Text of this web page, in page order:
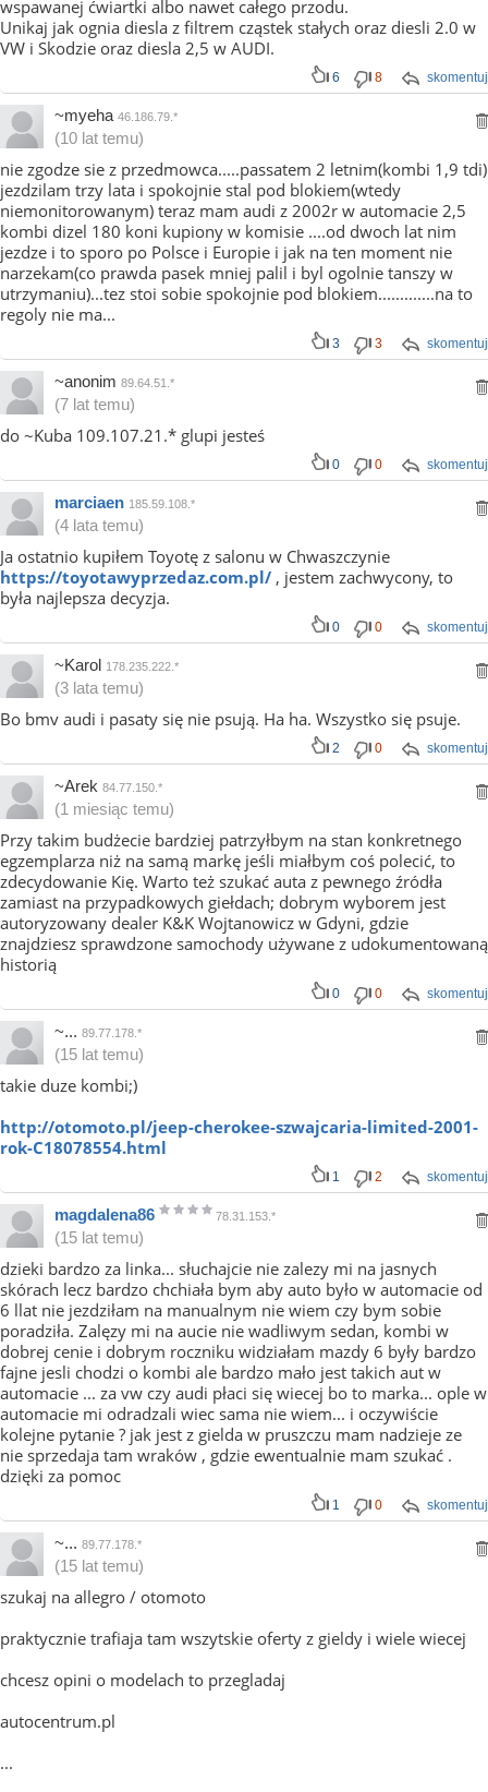
wspawanej ćwiartki albo nawet całego przodu.
Unikaj jak ognia diesla z filtrem cząstek stałych oraz diesli 2.0 w
VW i Skodzie oraz diesla 2,5 w AUDI.
skomentuj
6 8
~myeha 46.186.79.*
(10 lat temu)
nie zgodze sie z przedmowca.....passatem 2 letnim(kombi 1,9 tdi)
jezdzilam trzy lata i spokojnie stal pod blokiem(wtedy
niemonitorowanym) teraz mam audi z 2002r w automacie 2,5
kombi dizel 180 koni kupiony w komisie ....od dwoch lat nim
jezdze i to sporo po Polsce i Europie i jak na ten moment nie
narzekam(co prawda pasek mniej palil i byl ogolnie tanszy w
utrzymaniu)...tez stoi sobie spokojnie pod blokiem.............na to
regoly nie ma...
skomentuj
3 3
~anonim 89.64.51.*
(7 lat temu)
do ~Kuba 109.107.21.* glupi jesteś
skomentuj
0 0
marciaen 185.59.108.*
(4 lata temu)
Ja ostatnio kupiłem Toyotę z salonu w Chwaszczynie
https://toyotawyprzedaz.com.pl/ , jestem zachwycony, to
była najlepsza decyzja.
skomentuj
0 0
~Karol 178.235.222.*
(3 lata temu)
Bo bmv audi i pasaty się nie psują. Ha ha. Wszystko się psuje.
skomentuj
2 0
~Arek 84.77.150.*
(1 miesiąc temu)
Przy takim budżecie bardziej patrzyłbym na stan konkretnego
egzemplarza niż na samą markę jeśli miałbym coś polecić, to
zdecydowanie Kię. Warto też szukać auta z pewnego źródła
zamiast na przypadkowych giełdach; dobrym wyborem jest
autoryzowany dealer K&K Wojtanowicz w Gdyni, gdzie
znajdziesz sprawdzone samochody używane z udokumentowaną
historią
skomentuj
0 0
~... 89.77.178.*
(15 lat temu)
takie duze kombi;)
http://otomoto.pl/jeep-cherokee-szwajcaria-limited-2001-
rok-C18078554.html
skomentuj
1 2
magdalena86 78.31.153.*
(15 lat temu)
dzieki bardzo za linka... słuchajcie nie zalezy mi na jasnych
skórach lecz bardzo chchiała bym aby auto było w automacie od
6 llat nie jezdziłam na manualnym nie wiem czy bym sobie
poradziła. Zalęzy mi na aucie nie wadliwym sedan, kombi w
dobrej cenie i dobrym roczniku widziałam mazdy 6 były bardzo
fajne jesli chodzi o kombi ale bardzo mało jest takich aut w
automacie ... za vw czy audi płaci się wiecej bo to marka... ople w
automacie mi odradzali wiec sama nie wiem... i oczywiście
kolejne pytanie ? jak jest z gielda w pruszczu mam nadzieje ze
nie sprzedaja tam wraków , gdzie ewentualnie mam szukać .
dzięki za pomoc
skomentuj
1 0
~... 89.77.178.*
(15 lat temu)
szukaj na allegro / otomoto
praktycznie trafiaja tam wszytskie oferty z gieldy i wiele wiecej
chcesz opini o modelach to przegladaj
autocentrum.pl
...